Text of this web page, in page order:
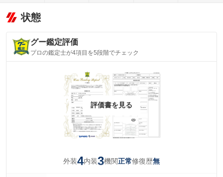
状態
グー鑑定評価
プロの鑑定士が4項目を5段階でチェック
評価書を見る
外装4内装3機関正常修復歴無